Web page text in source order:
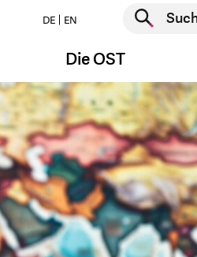
DE EN
Suche starten
Die OST